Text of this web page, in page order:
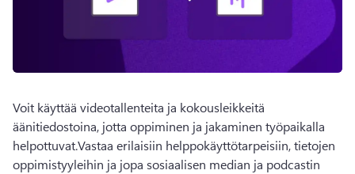
Voit käyttää videotallenteita ja kokousleikkeitä
äänitiedostoina, jotta oppiminen ja jakaminen työpaikalla
helpottuvat.Vastaa erilaisiin helppokäyttötarpeisiin, tietojen
oppimistyyleihin ja jopa sosiaalisen median ja podcastin